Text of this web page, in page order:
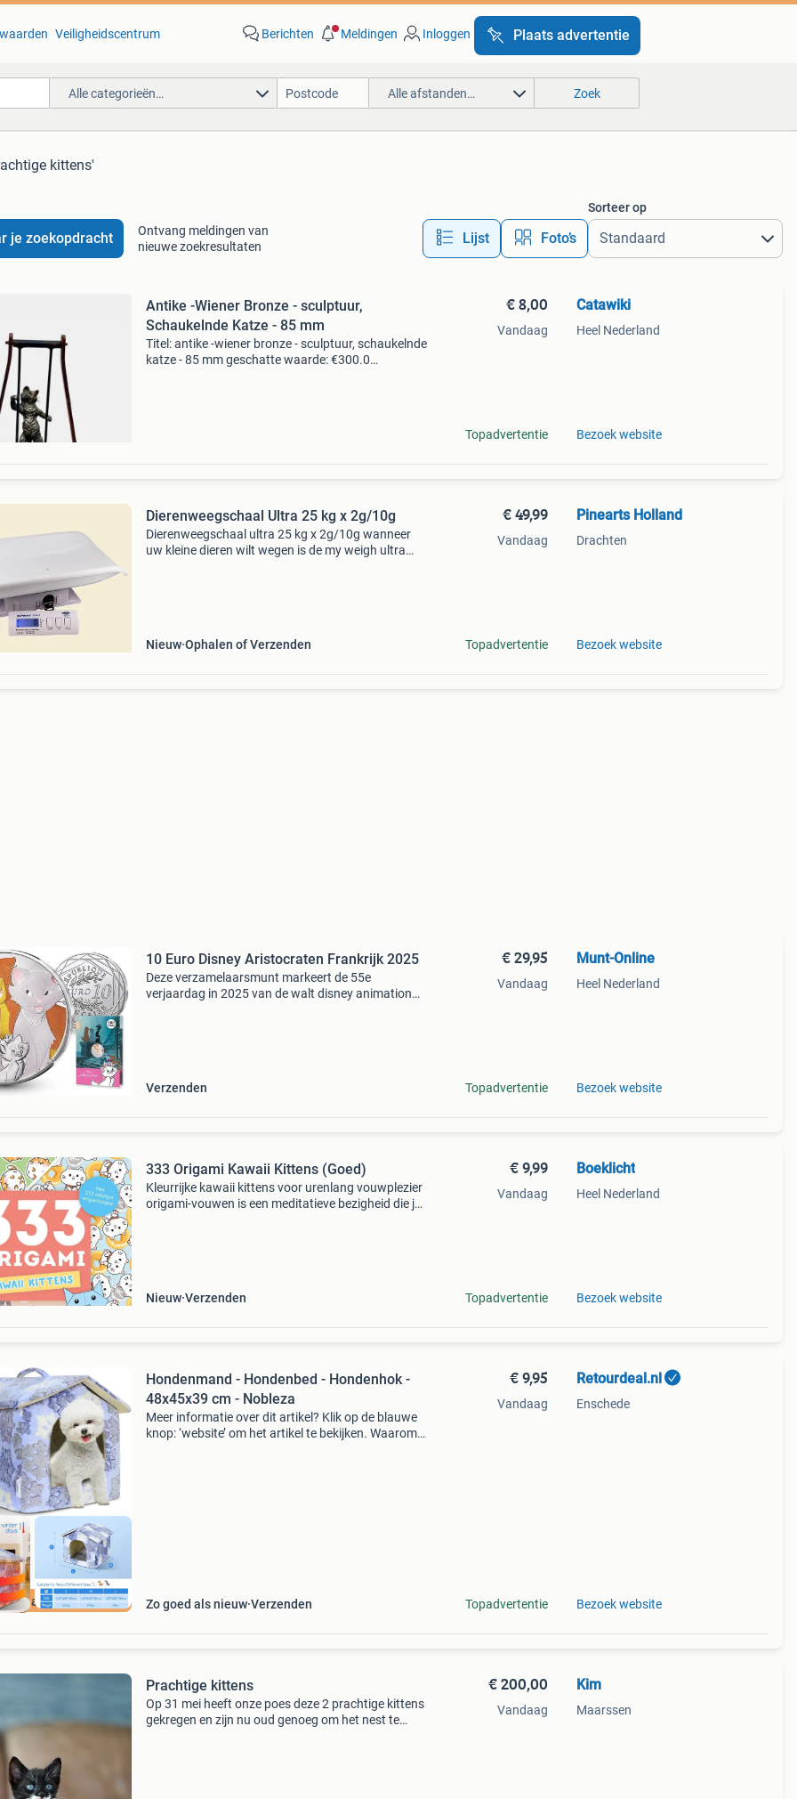
Veiligheidscentrum Berichten Meldingen Inloggen Plaats advertentie
Alle categorieën… Alle afstanden… Zoek
kittens'
je zoekopdracht
Ontvang meldingen van
nieuwe zoekresultaten
Lijst Foto’s
Sorteer op
Antike -Wiener Bronze - sculptuur,
Schaukelnde Katze - 85 mm
Titel: antike -wiener bronze - sculptuur, schaukelnde
katze - 85 mm geschatte waarde: €300.0
€ 8,00
Vandaag
Topadvertentie
Catawiki
Heel Nederland
Bezoek website
Dierenweegschaal Ultra 25 kg x 2g/10g
Dierenweegschaal ultra 25 kg x 2g/10g wanneer
uw kleine dieren wilt wegen is de my weigh ultra
Nieuw Ophalen of Verzenden
€ 49,99
Vandaag
Topadvertentie
Pinearts Holland
Drachten
Bezoek website
10 Euro Disney Aristocraten Frankrijk 2025
Deze verzamelaarsmunt markeert de 55e
verjaardag in 2025 van de walt disney animation
Verzenden
€ 29,95
Vandaag
Topadvertentie
Munt-Online
Heel Nederland
Bezoek website
333 Origami Kawaii Kittens (Goed)
Kleurrijke kawaii kittens voor urenlang vouwplezier
origami-vouwen is een meditatieve bezigheid die je
Nieuw Verzenden
€ 9,99
Vandaag
Topadvertentie
Boeklicht
Heel Nederland
Bezoek website
Korting
Hondenmand - Hondenbed - Hondenhok -
48x45x39 cm - Nobleza
Meer informatie over dit artikel? Klik op de blauwe
knop: ‘website’ om het artikel te bekijken. Waarom
Zo goed als nieuw Verzenden
€ 9,95
Vandaag
Topadvertentie
Retourdeal.nl
Enschede
Bezoek website
Prachtige kittens
Op 31 mei heeft onze poes deze 2 prachtige kittens
gekregen en zijn nu oud genoeg om het nest te
€ 200,00
Vandaag
Kim
Maarssen